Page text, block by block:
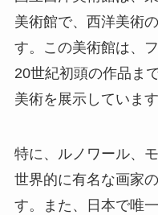
美術館で、西洋美術
す。この美術館は、
20世紀初頭の作品ま
美術を展示しています
特に、ルノワール、
世界的に有名な画家
す。また、日本で唯